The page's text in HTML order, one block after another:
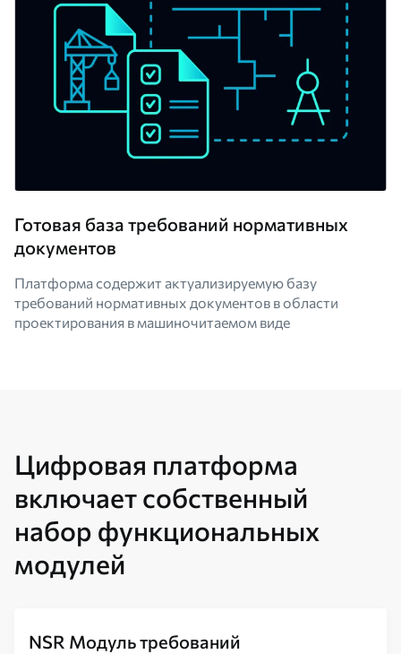
Готовая база требований нормативных
документов
Платформа содержит актуализируемую базу
требований нормативных документов в области
проектирования в машиночитаемом виде
Цифровая платформа
включает собственный
набор функциональных
модулей
NSR Модуль требований